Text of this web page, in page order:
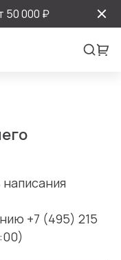
50 000 ₽
+7 (495) 215